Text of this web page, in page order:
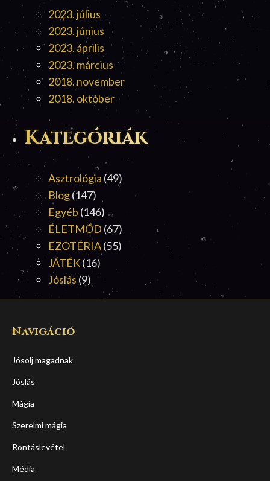
2023. július
2023. június
2023. április
2023. március
2018. november
2018. október
Kategóriák
Asztrológia (49)
Blog(147)
Egyéb (146)
ÉLETMÓD (67)
EZOTÉRIA(55)
JÁTÉK(16)
Jóslás (9)
Navigáció
Jósolj magadnak
Jóslás
Mágia
Szerelmi mágia
Rontáslevétel
Média